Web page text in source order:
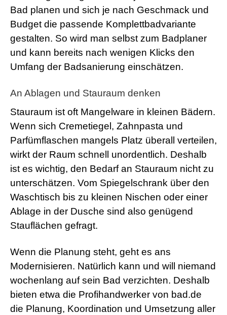
Bad planen und sich je nach Geschmack und
Budget die passende Komplettbadvariante
gestalten. So wird man selbst zum Badplaner
und kann bereits nach wenigen Klicks den
Umfang der Badsanierung einschätzen.
An Ablagen und Stauraum denken
Stauraum ist oft Mangelware in kleinen Bädern.
Wenn sich Cremetiegel, Zahnpasta und
Parfümflaschen mangels Platz überall verteilen,
wirkt der Raum schnell unordentlich. Deshalb
ist es wichtig, den Bedarf an Stauraum nicht zu
unterschätzen. Vom Spiegelschrank über den
Waschtisch bis zu kleinen Nischen oder einer
Ablage in der Dusche sind also genügend
Stauflächen gefragt.
Wenn die Planung steht, geht es ans
Modernisieren. Natürlich kann und will niemand
wochenlang auf sein Bad verzichten. Deshalb
bieten etwa die Profihandwerker von bad.de
die Planung, Koordination und Umsetzung aller